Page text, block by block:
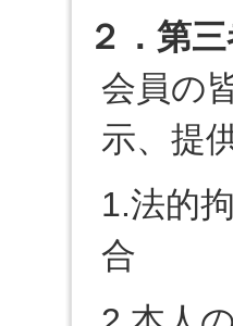
２．第
会員の
示、提
1.法的
合